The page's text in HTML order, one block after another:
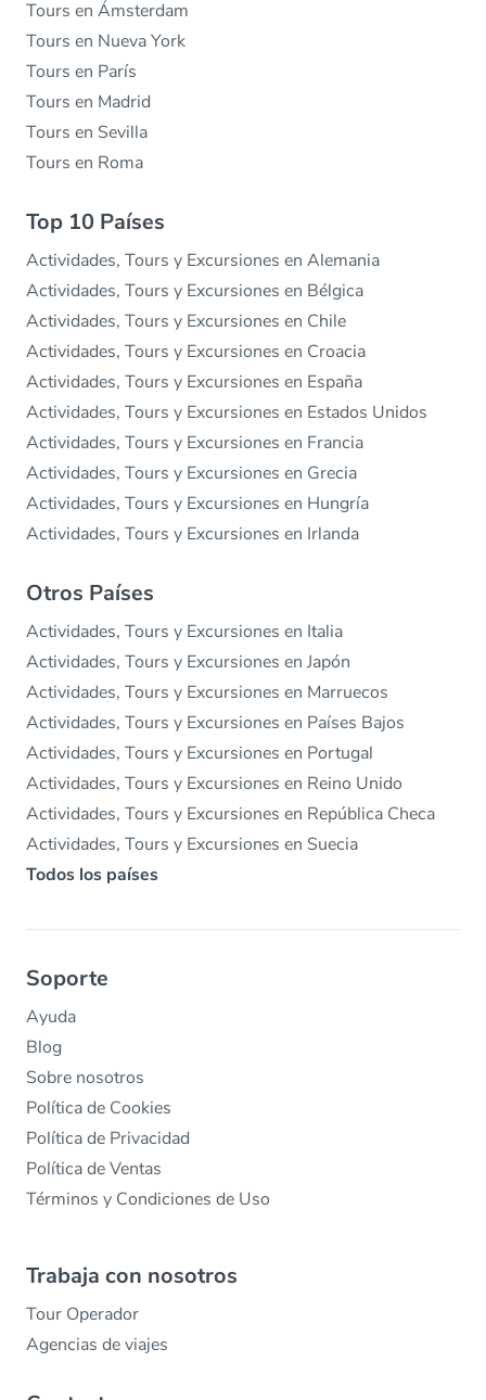
Tours en Ámsterdam
Tours en Nueva York
Tours en París
Tours en Madrid
Tours en Sevilla
Tours en Roma
Top 10 Países
Actividades, Tours y Excursiones en Alemania
Actividades, Tours y Excursiones en Bélgica
Actividades, Tours y Excursiones en Chile
Actividades, Tours y Excursiones en Croacia
Actividades, Tours y Excursiones en España
Actividades, Tours y Excursiones en Estados Unidos
Actividades, Tours y Excursiones en Francia
Actividades, Tours y Excursiones en Grecia
Actividades, Tours y Excursiones en Hungría
Actividades, Tours y Excursiones en Irlanda
Otros Países
Actividades, Tours y Excursiones en Italia
Actividades, Tours y Excursiones en Japón
Actividades, Tours y Excursiones en Marruecos
Actividades, Tours y Excursiones en Países Bajos
Actividades, Tours y Excursiones en Portugal
Actividades, Tours y Excursiones en Reino Unido
Actividades, Tours y Excursiones en República Checa
Actividades, Tours y Excursiones en Suecia
Todos los países
Soporte
Ayuda
Blog
Sobre nosotros
Política de Cookies
Política de Privacidad
Política de Ventas
Términos y Condiciones de Uso
Trabaja con nosotros
Tour Operador
Agencias de viajes